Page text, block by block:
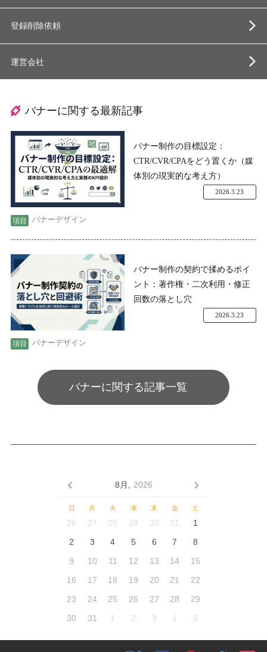
登録削除依頼
運営会社
バナーに関する最新記事
バナー制作の目標設定：
CTR/CVR/CPAをどう置くか（媒
体別の現実的な考え方）
バナーデザイン
2026.3.23
バナー制作の契約で揉めるポイ
ント：著作権・二次利用・修正
回数の落とし穴
バナーデザイン
2026.3.23
バナーに関する記事一覧
8月, 2026
日 月 火 水 木 金 土
26 27 28 29 30 31
1
2
3 4 5 6 7
8
9
10 11 12 13 14
15
16
17 18 19 20 21
22
23
24 25 26 27 28
29
30
31 1 2 3 4 5